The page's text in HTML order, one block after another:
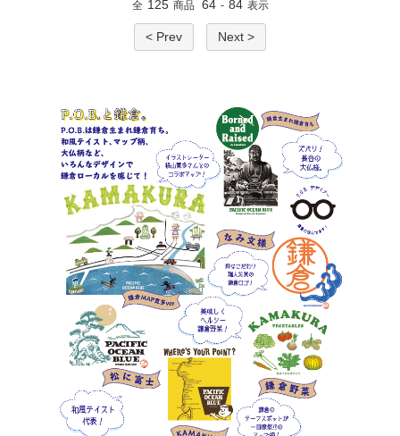
全 125 商品 64 - 84 表示
< Prev Next >